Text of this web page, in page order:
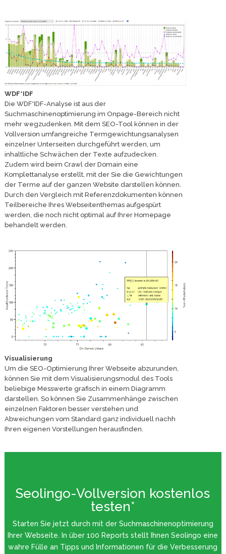
WDF*IDF
Die WDF*IDF-Analyse ist aus der
Suchmaschinenoptimierung im Onpage-Bereich nicht
mehr wegzudenken. Mit dem SEO-Tool können in der
Vollversion umfangreiche Termgewichtungsanalysen
einzelner Unterseiten durchgeführt werden, um
inhaltliche Schwächen der Texte aufzudecken.
Zudem wird beim Crawl der Domain eine
Komplettanalyse erstellt, mit der Sie die Gewichtungen
der Terme auf der ganzen Website darstellen können.
Durch den Vergleich mit Referenzdokumenten können
Teilbereiche Ihres Webseitenthemas aufgespürt
werden, die noch nicht optimal auf Ihrer Homepage
behandelt werden.
Visualisierung
Um die SEO-Optimierung Ihrer Webseite abzurunden,
können Sie mit dem Visualisierungsmodul des Tools
beliebige Messwerte grafisch in einem Diagramm
darstellen. So können Sie Zusammenhänge zwischen
einzelnen Faktoren besser verstehen und
Abweichungen vom Standard ganz individuell nachh
Ihren eigenen Vorstellungen herausfinden.
Seolingo-Vollversion kostenlos
testen*
Starten Sie jetzt durch mit der Suchmaschinenoptimierung
Ihrer Webseite. In über 100 Reports stellt Ihnen Seolingo eine
wahre Fülle an Tipps und Informationen für die Verbesserung